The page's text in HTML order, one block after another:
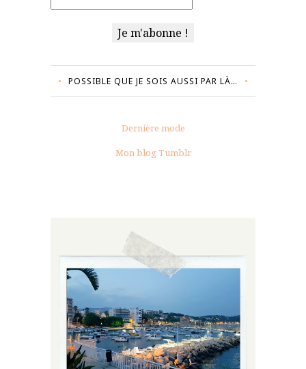
POSSIBLE QUE JE SOIS AUSSI PAR LÀ…
Dernière mode
Mon blog Tumblr